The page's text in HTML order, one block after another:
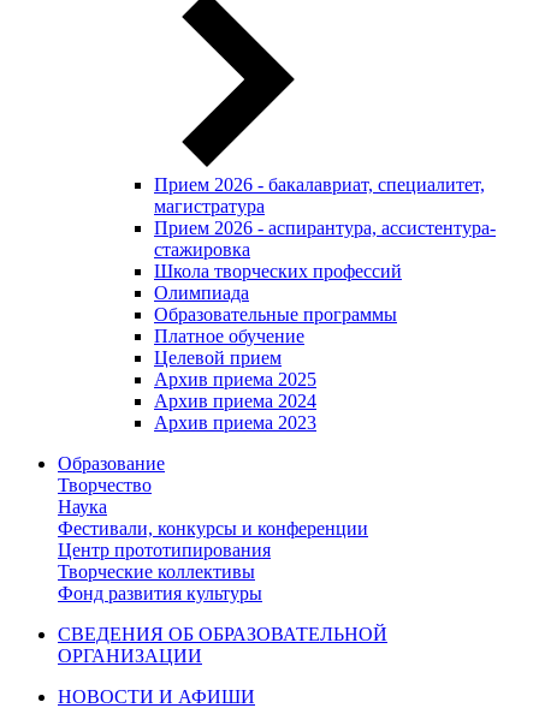
Прием 2026 - бакалавриат, специалитет,
магистратура
Прием 2026 - аспирантура, ассистентура-
стажировка
Школа творческих профессий
Олимпиада
Образовательные программы
Платное обучение
Целевой прием
Архив приема 2025
Архив приема 2024
Архив приема 2023
Образование
Творчество
Наука
Фестивали, конкурсы и конференции
Центр прототипирования
Творческие коллективы
Фонд развития культуры
СВЕДЕНИЯ ОБ ОБРАЗОВАТЕЛЬНОЙ
ОРГАНИЗАЦИИ
НОВОСТИ И АФИШИ